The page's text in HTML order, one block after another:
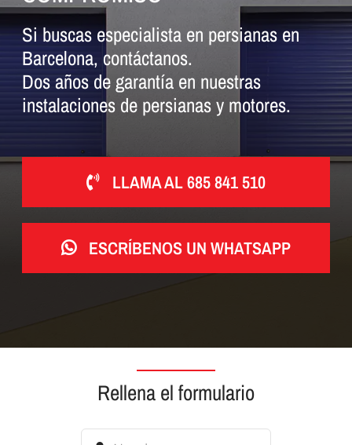
Si buscas especialista en persianas en
Barcelona, contáctanos.
Dos años de garantía en nuestras
instalaciones de persianas y motores.
LLAMA AL 685 841 510
ESCRÍBENOS UN WHATSAPP
Rellena el formulario